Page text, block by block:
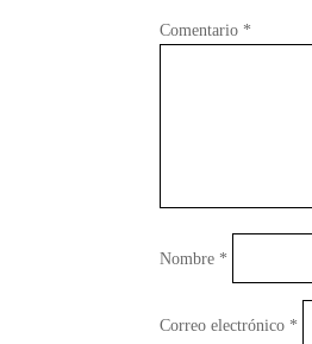
Comentario *
Nombre *
Correo electrónico *